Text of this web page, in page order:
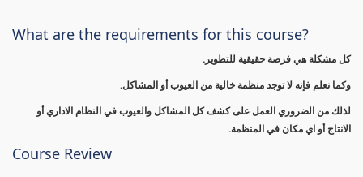
What are the requirements for this course?
كل مشكلة هي فرصة حقيقية للتطوير.
وكما نعلم فإنه لا توجد منظمة خالية من العيوب أو المشاكل.
لذلك من الضروري العمل على كشف كل المشاكل والعيوب في النظام الاداري أو
الانتاج أو اي مكان في المنظمة.
Course Review